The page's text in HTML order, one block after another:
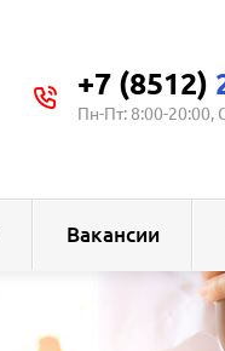
+7 (8512)
Пн-Пт: 8:00-20:00,
Вакансии